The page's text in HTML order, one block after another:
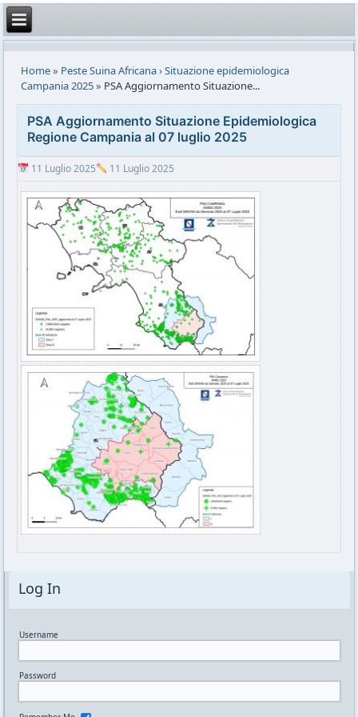
Home» Peste Suina Africana›Situazione epidemiologica
Campania 2025» PSA Aggiornamento Situazione...
PSA Aggiornamento Situazione Epidemiologica
Regione Campania al 07 luglio 2025
11 Luglio 2025 11 Luglio 2025
Log In
Username
Password